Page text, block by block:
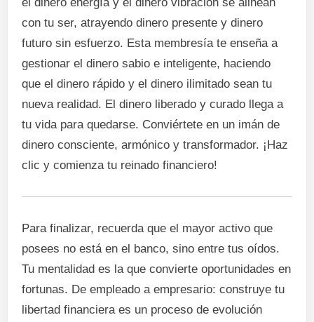
con tu ser, atrayendo dinero presente y dinero
futuro sin esfuerzo. Esta membresía te enseña a
gestionar el dinero sabio e inteligente, haciendo
que el dinero rápido y el dinero ilimitado sean tu
nueva realidad. El dinero liberado y curado llega a
tu vida para quedarse. Conviértete en un imán de
dinero consciente, armónico y transformador. ¡Haz
clic y comienza tu reinado financiero!
Para finalizar, recuerda que el mayor activo que
posees no está en el banco, sino entre tus oídos.
Tu mentalidad es la que convierte oportunidades en
fortunas. De empleado a empresario: construye tu
libertad financiera es un proceso de evolución